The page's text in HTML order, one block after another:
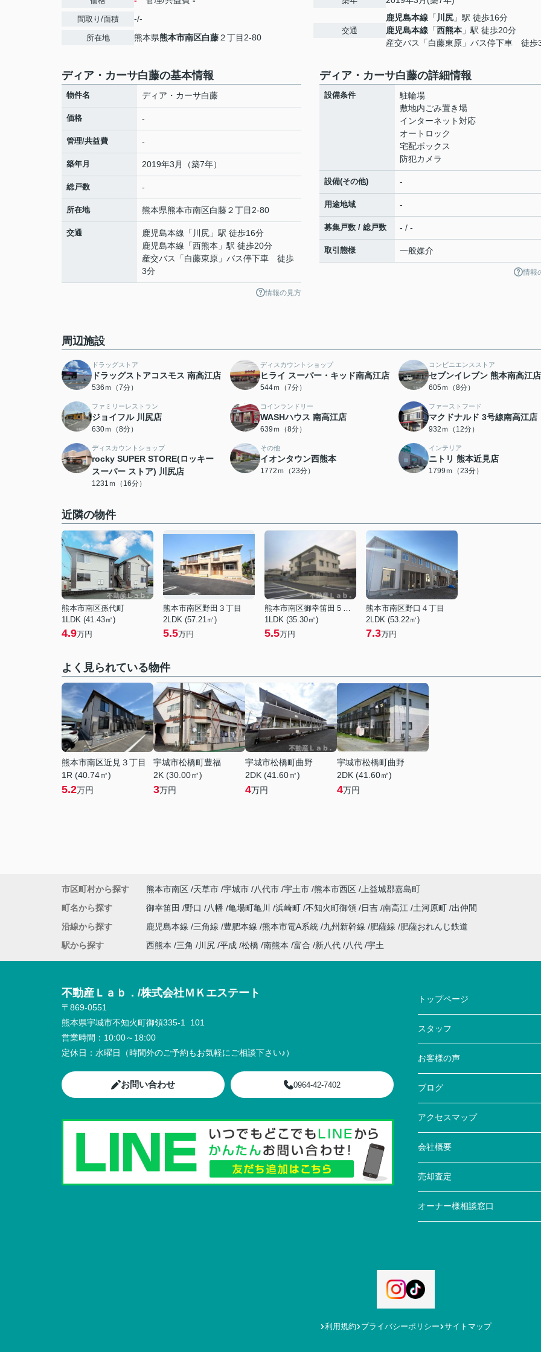
間取り/面積 -/-
所在地 熊本県熊本市南区白藤２丁目2-80
交通
鹿児島本線 「 川尻 」駅 徒歩16分
鹿児島本線 「西熊本 」駅 徒歩20分
産交バス「白藤東原」バス停下車 徒歩
ディア・カーサ白藤の基本情報
物件名 ディア・カーサ白藤
価格 -
管理/共益費 -
築年月 2019年3月（築7年）
総戸数 -
所在地 熊本県熊本市南区白藤２丁目2-80
交通 鹿児島本線 「 川尻 」駅 徒歩16分
鹿児島本線 「西熊本 」駅 徒歩20分
産交バス「白藤東原」バス停下車 徒歩
3分
情報の見方
ディア・カーサ白藤の詳細情報
設備条件
駐輪場
敷地内ごみ置き場
インターネット対応
オートロック
宅配ボックス
防犯カメラ
設備(その他) -
用途地域 -
募集戸数 / 総戸数 - / -
取引態様 一般媒介
情報
周辺施設
ドラッグストア
ドラッグストアコスモス 南高江店
536ｍ（7分）
ディスカウントショップ
ヒライ スーパー・キッド南高江店
544ｍ（7分）
コンビニエンスストア
セブンイレブン 熊本南高江店
605ｍ（8分）
ファミリーレストラン
ジョイフル 川尻店
630ｍ（8分）
コインランドリー
WASHハウス 南高江店
639ｍ（8分）
ファーストフード
マクドナルド 3号線南高江店
932ｍ（12分）
ディスカウントショップ
rocky SUPER STORE(ロッキー
スーパー ストア) 川尻店
1231ｍ（16分）
その他
イオンタウン西熊本
1772ｍ（23分）
インテリア
ニトリ 熊本近見店
1799ｍ（23分）
近隣の物件
熊本市南区孫代町
1LDK (41.43㎡)
4.9万円
熊本市南区野田３丁目
2LDK (57.21㎡)
5.5万円
熊本市南区御幸笛田５丁目
1LDK (35.30㎡)
5.5万円
熊本市南区野口４丁目
2LDK (53.22㎡)
7.3万円
よく見られている物件
熊本市南区近見３丁目
1R (40.74㎡)
5.2万円
宇城市松橋町豊福
2K (30.00㎡)
3万円
宇城市松橋町曲野
2DK (41.60㎡)
4万円
宇城市松橋町曲野
2DK (41.60㎡)
4万円
市区町村から探す 熊本市南区 天草市 宇城市 八代市 宇土市 熊本市西区
上益城郡嘉島町
町名から探す
御幸笛田 野口 八幡 亀場町亀川 浜崎町 不知火町御領 日吉 南高江 土河原町 出仲間
沿線から探す
鹿児島本線 三角線 豊肥本線 熊本市電A系統 九州新幹線 肥薩線
肥薩おれんじ鉄道
駅から探す
西熊本 三角 川尻 平成 松橋 南熊本 富合 新八代 八代 宇土
不動産Ｌａｂ．/株式会社ＭＫエステート
〒869-0551
熊本県宇城市不知火町御領335-1 101
営業時間： 10:00～18:00
定休日： 水曜日（時間外のご予約もお気軽にご相談下さい♪）
お問い合わせ 0964-42-7402
トップページ
スタッフ
お客様の声
ブログ
アクセスマップ
会社概要
売却査定
オーナー様相談窓口
利用規約 プライバシーポリシー サイトマップ